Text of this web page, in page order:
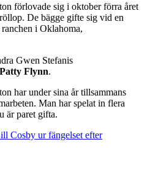
förlovade sig i oktober förra året
De bägge gifte sig vid en
i Oklahoma,
Gwen Stefanis
Patty Flynn.
har under sina år tillsammans
Man har spelat in flera
är paret gifta.
Cosby ur fängelset efter